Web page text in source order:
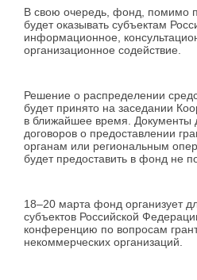
В свою очередь, фонд, помимо
будет оказывать субъектам
информационное,
организационное содействие.
Решение о распределении
будет принято на заседании
в ближайшее время. Документы
договоров о предоставлении
органам или региональным
будет предоставить в фонд не
18–20 марта фонд организует
субъектов Российской
конференцию по вопросам
некоммерческих организаций.